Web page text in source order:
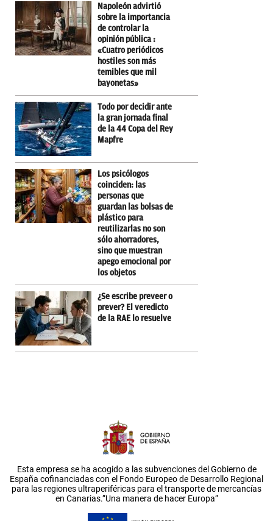
Napoleón advirtió
sobre la importancia
de controlar la
opinión pública :
«Cuatro periódicos
hostiles son más
temibles que mil
bayonetas»
Todo por decidir ante
la gran jornada final
de la 44 Copa del Rey
Mapfre
Los psicólogos
coinciden: las
personas que
guardan las bolsas de
plástico para
reutilizarlas no son
sólo ahorradores,
sino que muestran
apego emocional por
los objetos
¿Se escribe preveer o
prever? El veredicto
de la RAE lo resuelve
Esta empresa se ha acogido a las subvenciones del Gobierno de
España cofinanciadas con el Fondo Europeo de Desarrollo Regional
para las regiones ultraperiféricas para el transporte de mercancías
en Canarias.”Una manera de hacer Europa”